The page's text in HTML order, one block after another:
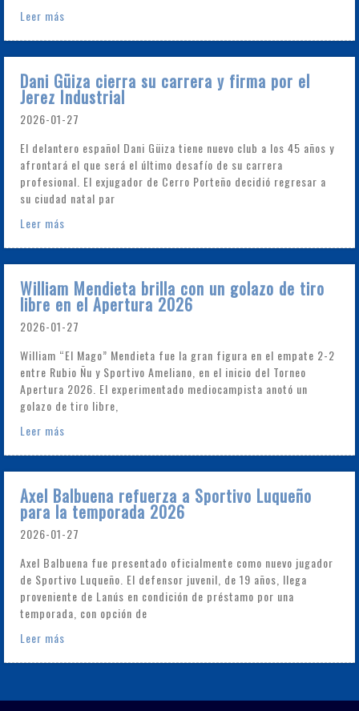
Leer más
Dani Güiza cierra su carrera y firma por el
Jerez Industrial
2026-01-27
El delantero español Dani Güiza tiene nuevo club a los 45 años y
afrontará el que será el último desafío de su carrera
profesional. El exjugador de Cerro Porteño decidió regresar a
su ciudad natal par
Leer más
William Mendieta brilla con un golazo de tiro
libre en el Apertura 2026
2026-01-27
William “El Mago” Mendieta fue la gran figura en el empate 2-2
entre Rubio Ñu y Sportivo Ameliano, en el inicio del Torneo
Apertura 2026. El experimentado mediocampista anotó un
golazo de tiro libre,
Leer más
Axel Balbuena refuerza a Sportivo Luqueño
para la temporada 2026
2026-01-27
Axel Balbuena fue presentado oficialmente como nuevo jugador
de Sportivo Luqueño. El defensor juvenil, de 19 años, llega
proveniente de Lanús en condición de préstamo por una
temporada, con opción de
Leer más